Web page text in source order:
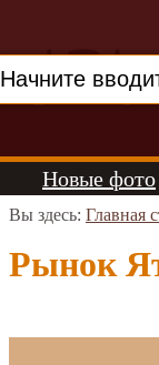
Новые фото
Вы здесь: Главная
Рынок